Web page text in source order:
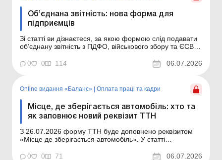
Об’єднана звітність: нова форма для
підприємців
Зі статті ви дізнаєтеся, за якою формою слід подавати
об’єднану звітність з ПДФО, військового збору та ЄСВ
особи, яка провадить незалежну професійну
діяльність. Баланс № 27 від 7 липня 2026 року Для
0 0 114 06.07.2026
Online видання «Баланс» | Оплата праці та кадри
Місце, де зберігається автомобіль: хто та
як заповнює новий реквізит ТТН
З 26.07.2026 форму ТТН буде доповнено реквізитом
«Місце де зберігається автомобіль». У статті
повинен заповнювати цей новий реквізит. Баланс № 27
0 0 71 06.07.2026